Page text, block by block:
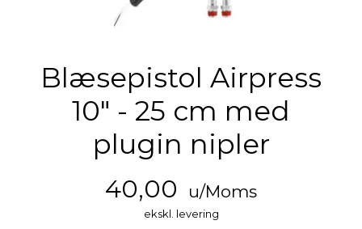
Blæsepistol Airpress
10" - 25 cm med
plugin nipler
40,00 u/Moms
ekskl. levering